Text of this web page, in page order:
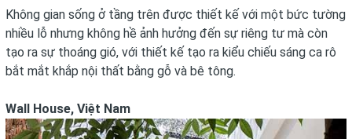
Không gian sống ở tầng trên được thiết kế với một bức tường
nhiều lỗ nhưng không hề ảnh hưởng đến sự riêng tư mà còn
tạo ra sự thoáng gió, với thiết kế tạo ra kiểu chiếu sáng ca rô
bắt mắt khắp nội thất bằng gỗ và bê tông.
Wall House, Việt Nam